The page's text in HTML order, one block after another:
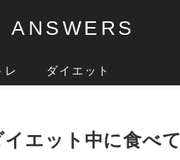
ANSWERS
レ ダイエット
エット中に食べて